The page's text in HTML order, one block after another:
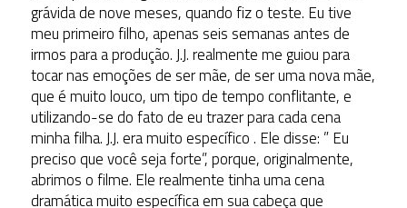
grávida de nove meses, quando fiz o teste. Eu tive
meu primeiro filho, apenas seis semanas antes de
irmos para a produção. J.J. realmente me guiou para
tocar nas emoções de ser mãe, de ser uma nova mãe,
que é muito louco, um tipo de tempo conflitante, e
utilizando-se do fato de eu trazer para cada cena
minha filha. J.J. era muito específico . Ele disse: ” Eu
preciso que você seja forte”, porque, originalmente,
abrimos o filme. Ele realmente tinha uma cena
dramática muito específica em sua cabeça que